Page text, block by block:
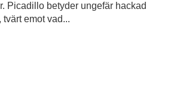
Picadillo betyder ungefär hackad
emot vad...